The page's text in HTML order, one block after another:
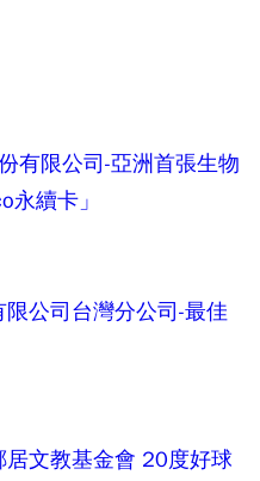
有限公司-亞洲首張生物
續卡」
公司台灣分公司-最佳
居文教基金會 20度好球